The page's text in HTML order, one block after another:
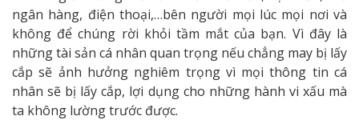
ngân hàng, điện thoại,…bên người mọi lúc mọi nơi và
không để chúng rời khỏi tầm mắt của bạn. Vì đây là
những tài sản cá nhân quan trọng nếu chẳng may bị lấy
cắp sẽ ảnh hưởng nghiêm trọng vì mọi thông tin cá
nhân sẽ bị lấy cắp, lợi dụng cho những hành vi xấu mà
ta không lường trước được.